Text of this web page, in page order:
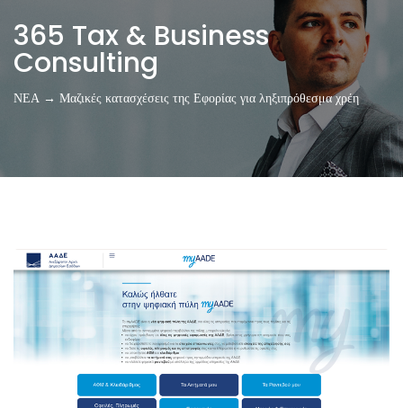
365 Tax & Business
Consulting
ΝΕΑ → Μαζικές κατασχέσεις της Εφορίας για ληξιπρόθεσμα χρέη